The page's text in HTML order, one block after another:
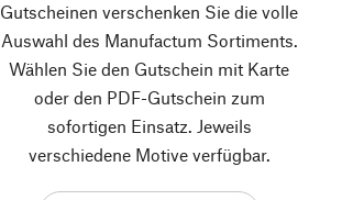
Gutscheinen verschenken Sie die volle
Auswahl des Manufactum Sortiments.
Wählen Sie den Gutschein mit Karte
oder den PDF-Gutschein zum
sofortigen Einsatz. Jeweils
verschiedene Motive verfügbar.